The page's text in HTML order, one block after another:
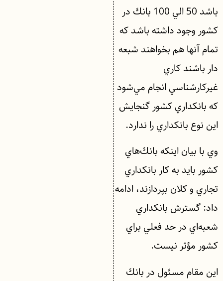
باشد 50 الي 100 بانك در
كشور وجود داشته باشد كه
تمام آنها هم بخواهند شبعه
دار باشند كاري
غيركارشناسي انجام مي‌شود
كه بانكداري كشور گنجايش
اين نوع بانكداري را ندارد.
وي با بيان اينكه بانك‌هاي
كشور بايد به كار بانكداري
تجاري و كلان بپردازند، ادامه
داد: گسترش بانكداري
شعبه‌اي در حد فعلي براي
كشور مؤثر نيست.
اين مقام مسئول در بانك